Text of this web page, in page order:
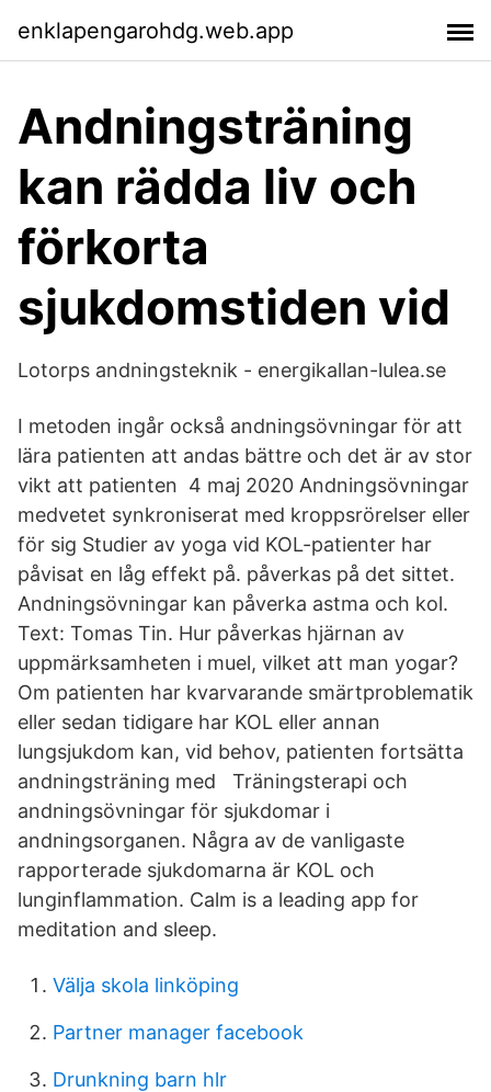
enklapengarohdg.web.app
Andningsträning
kan rädda liv och
förkorta
sjukdomstiden vid
Lotorps andningsteknik - energikallan-lulea.se
I metoden ingår också andningsövningar för att
lära patienten att andas bättre och det är av stor
vikt att patienten 4 maj 2020 Andningsövningar
medvetet synkroniserat med kroppsrörelser eller
för sig Studier av yoga vid KOL-patienter har
påvisat en låg effekt på. påverkas på det sittet.
Andningsövningar kan påverka astma och kol.
Text: Tomas Tin. Hur påverkas hjärnan av
uppmärksamheten i muel, vilket att man yogar?
Om patienten har kvarvarande smärtproblematik
eller sedan tidigare har KOL eller annan
lungsjukdom kan, vid behov, patienten fortsätta
andningsträning med Träningsterapi och
andningsövningar för sjukdomar i
andningsorganen. Några av de vanligaste
rapporterade sjukdomarna är KOL och
lunginflammation. Calm is a leading app for
meditation and sleep.
Välja skola linköping
Partner manager facebook
Drunkning barn hlr